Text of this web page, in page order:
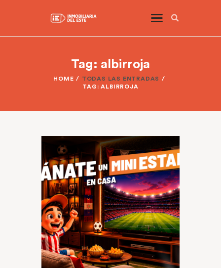
Tag: albirroja
HOME
TODAS LAS ENTRADAS
TAG: ALBIRROJA